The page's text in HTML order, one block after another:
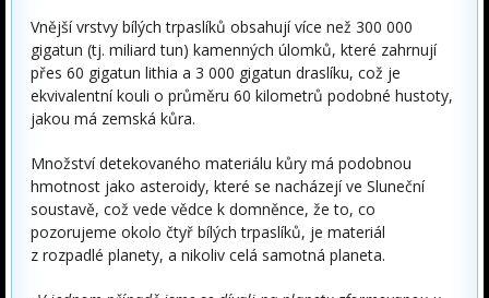
Vnější vrstvy bílých trpaslíků obsahují více než 300 000
gigatun (tj. miliard tun) kamenných úlomků, které zahrnují
přes 60 gigatun lithia a 3 000 gigatun draslíku, což je
ekvivalentní kouli o průměru 60 kilometrů podobné hustoty,
jakou má zemská kůra.
Množství detekovaného materiálu kůry má podobnou
hmotnost jako asteroidy, které se nacházejí ve Sluneční
soustavě, což vede vědce k domněnce, že to, co
pozorujeme okolo čtyř bílých trpaslíků, je materiál
z rozpadlé planety, a nikoliv celá samotná planeta.